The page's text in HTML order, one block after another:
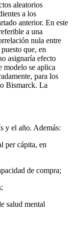
aleatorios
a los
anterior. En este
a una
nula entre
que, en
asignaría efecto
modelo se aplica
para los
Bismarck. La
y el año. Además:
per cápita, en
de compra;
salud mental